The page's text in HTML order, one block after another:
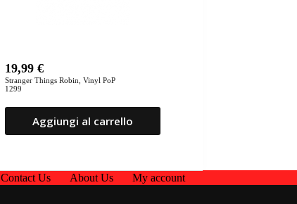
Stranger Things Robin, Vinyl PoP
1299
19,99€
Aggiungi al carrello
Contact Us About Us
My account